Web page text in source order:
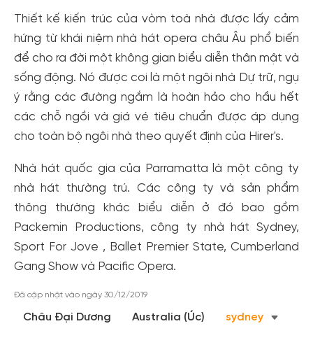
Thiết kế kiến ​​trúc của vòm toà nhà được lấy cảm
hứng từ khái niệm nhà hát opera châu Âu phổ biến
để cho ra đời một không gian biểu diễn thân mật và
sống động. Nó được coi là một ngôi nhà Dự trữ, ngụ
ý rằng các đường ngắm là hoàn hảo cho hầu hết
các chỗ ngồi và giá vé tiêu chuẩn được áp dụng
cho toàn bộ ngôi nhà theo quyết định của Hirer's.
Nhà hát quốc gia của Parramatta là một công ty
nhà hát thường trú. Các công ty và sản phẩm
thông thường khác biểu diễn ở đó bao gồm
Packemin Productions, công ty nhà hát Sydney,
Sport For Jove , Ballet Premier State, Cumberland
Gang Show và Pacific Opera.
Đã cập nhật vào ngày 30/12/2019
Châu Đại Dương Australia (Úc) sydney
Tạo tài khoản nhanh - nhận nhiều ưu
đãi!
Tạo tài khoản để có thể nhận ngay các ưu đãi
dành cho thành viên đến từ các đối tác của Gody.vn dành
cho cộng đồng.
Đăng ký
Hoặc đăng nhập bằng
Đăng nhập Facebook
Đăng nhập Google